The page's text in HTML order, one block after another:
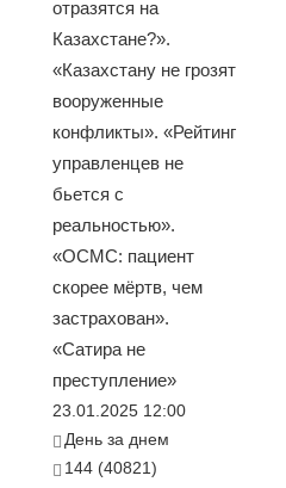
отразятся на
Казахстане?».
«Казахстану не грозят
вооруженные
конфликты». «Рейтинг
управленцев не
бьется с
реальностью».
«ОСМС: пациент
скорее мёртв, чем
застрахован».
«Сатира не
преступление»
23.01.2025 12:00
День за днем
144 (40821)